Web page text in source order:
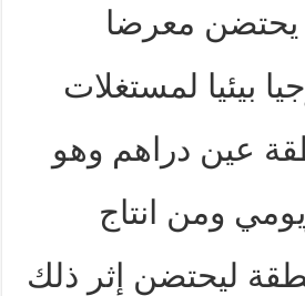
يحتضن معرضا
بيئيا لمستغلات
عين دراهم وهو
ومن انتاج
ليحتضن إثر ذلك